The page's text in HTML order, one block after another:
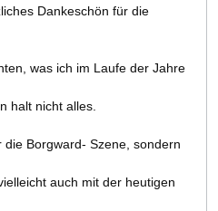
Dankeschön für die
was ich im Laufe der Jahre
halt nicht alles.
Borgward- Szene, sondern
auch mit der heutigen